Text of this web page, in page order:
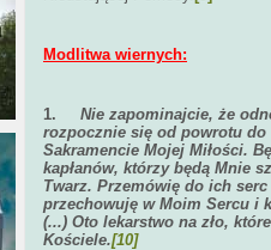
Modlitwa wiernych:
1. Nie zapominajcie, że
rozpocznie się od powrotu
Sakramencie Mojej Miłości.
kapłanów, którzy będą Mnie
Twarz. Przemówię do ich
przechowuję w Moim Sercu i
(...) Oto lekarstwo na zło,
Kościele.[10]